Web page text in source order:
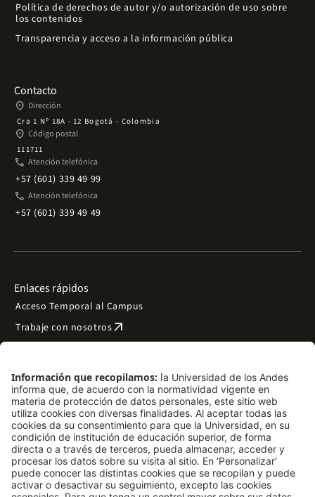
Política de derechos de autor y/o autorización de uso sobre
los contenidos
Transparencia y acceso a la información pública
Contacto
place Dirección
Cra 1 Nº 18A - 12 Bogotá - Colombia
place Código postal
111711
phone Atención telefónica
+57 (601) 339 49 99
phone Atención telefónica
+57 (601) 339 49 49
Enlaces rápidos
Acceso Temporal al Campus
Trabaje con nosotrosarrow_outward
Preguntas frecuentes
Filantropía y donacionesarrow_outward
Mapa del sitio arrow_outward
Síguenos
LinkedIn